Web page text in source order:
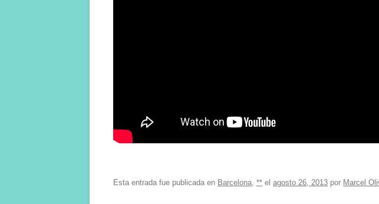
Esta entrada fue publicada en Barcelona, ** el agosto 26, 2013 por Marcel